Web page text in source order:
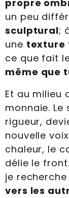
propre
un peu
sculptural;
une texture
ce que fait
même que
Et au milieu
monnaie. Le
rigueur,
nouvelle
chaleur, le
délie le
je recherche
vers les